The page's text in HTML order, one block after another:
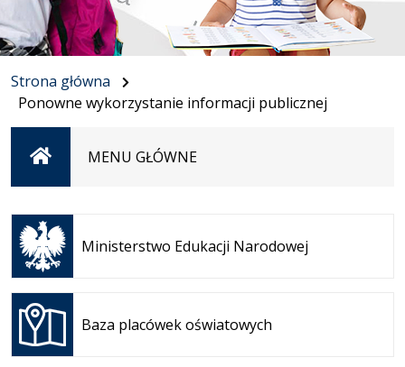
Strona główna
Ponowne wykorzystanie informacji publicznej
StronaMENU GŁÓWNE
Ministerstwo Edukacji Narodowej
Otwiera
się w
nowej
karcie
Baza placówek oświatowych
Otwiera
się w
nowej
karcie